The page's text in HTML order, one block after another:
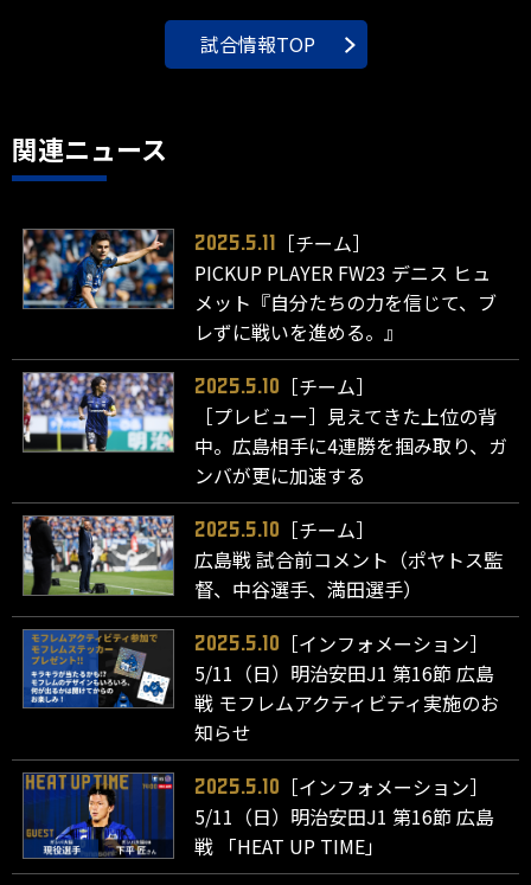
試合情報TOP
関連ニュース
2025.5.11
［チーム］
PICKUP PLAYER FW23 デニス ヒュ
メット『自分たちの力を信じて、ブ
レずに戦いを進める。』
2025.5.10
［チーム］
［プレビュー］見えてきた上位の背
中。広島相手に4連勝を掴み取り、ガ
ンバが更に加速する
2025.5.10
［チーム］
広島戦 試合前コメント（ポヤトス監
督、中谷選手、満田選手）
2025.5.10
［インフォメーション］
5/11（日）明治安田J1 第16節 広島
戦 モフレムアクティビティ実施のお
知らせ
2025.5.10
［インフォメーション］
5/11（日）明治安田J1 第16節 広島
戦 「HEAT UP TIME」